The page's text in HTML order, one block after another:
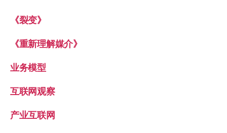
《裂变》
《重新理解媒介》
业务模型
互联网观察
产业互联网